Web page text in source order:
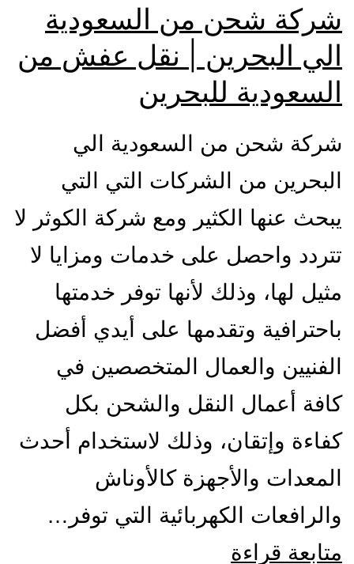
شركة شحن من السعودية
الي البحرين | نقل عفش من
السعودية للبحرين
شركة شحن من السعودية الي
البحرين من الشركات التي التي
يبحث عنها الكثير ومع شركة الكوثر لا
تتردد واحصل على خدمات ومزايا لا
مثيل لها، وذلك لأنها توفر خدمتها
باحترافية وتقدمها على أيدي أفضل
الفنيين والعمال المتخصصين في
كافة أعمال النقل والشحن بكل
كفاءة وإتقان، وذلك لاستخدام أحدث
المعدات والأجهزة كالأوناش
والرافعات الكهربائية التي توفر…
متابعة قراءة